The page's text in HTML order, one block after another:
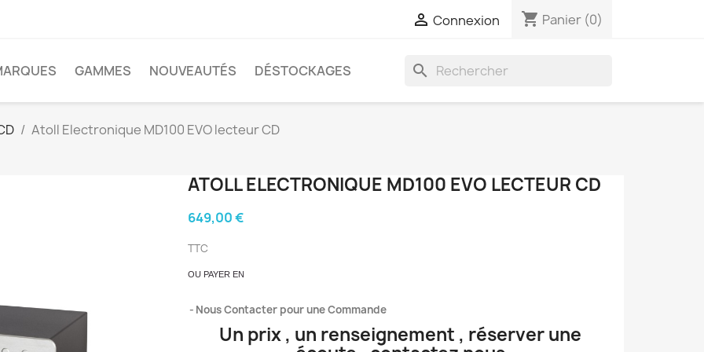
 Connexion shopping_cart Panier (0)
GAMMES NOUVEAUTÉS DÉSTOCKAGES search
Atoll Electronique MD100 EVO lecteur CD
ATOLL ELECTRONIQUE MD100 EVO LECTEUR CD
649,00 €
TTC
OU PAYER EN
Nous Contacter pour une Commande
Un prix , un renseignement , réserver une